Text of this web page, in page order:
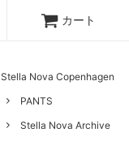
カート
Stella Nova Copenhagen
PANTS
Stella Nova Archive